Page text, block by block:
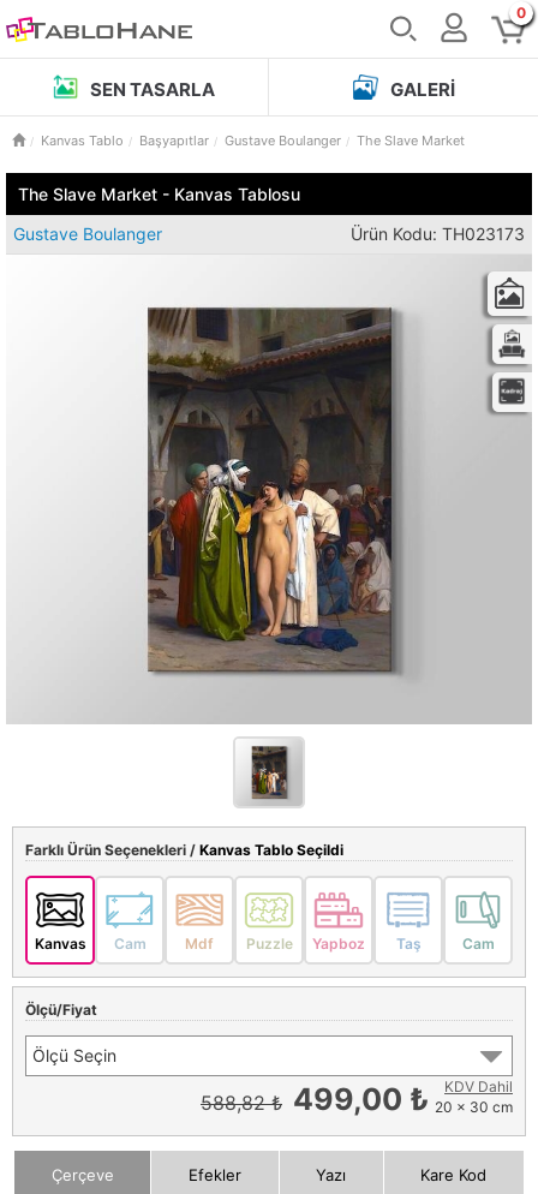
0
SEN TASARLA GALERI
Kanvas Tablo Başyapıtlar Gustave Boulanger The Slave Market
The Slave Market - Kanvas Tablosu
Gustave Boulanger
Ürün Kodu: TH023173
Farklı Ürün Seçenekleri / Kanvas Tablo Seçildi
Kanvas Cam Mdf Puzzle Yapboz Taş Cam
Ölçü/Fiyat
Ölçü Seçin
588,82 ₺ 499,00 ₺
KDV Dahil
20 x 30 cm
Çerçeve Efekler Yazı Kare Kod